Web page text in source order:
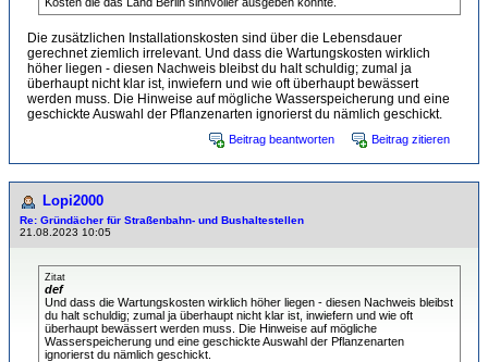
Die zusätzlichen Installationskosten sind über die Lebensdauer
gerechnet ziemlich irrelevant. Und dass die Wartungskosten wirklich
höher liegen - diesen Nachweis bleibst du halt schuldig; zumal ja
überhaupt nicht klar ist, inwiefern und wie oft überhaupt bewässert
werden muss. Die Hinweise auf mögliche Wasserspeicherung und eine
geschickte Auswahl der Pflanzenarten ignorierst du nämlich geschickt.
Beitrag beantworten Beitrag zitieren
Lopi2000
Re: Gründächer für Straßenbahn- und Bushaltestellen
21.08.2023 10:05
Zitat
def
Und dass die Wartungskosten wirklich höher liegen - diesen Nachweis bleibst
du halt schuldig; zumal ja überhaupt nicht klar ist, inwiefern und wie oft
überhaupt bewässert werden muss. Die Hinweise auf mögliche
Wasserspeicherung und eine geschickte Auswahl der Pflanzenarten
ignorierst du nämlich geschickt.